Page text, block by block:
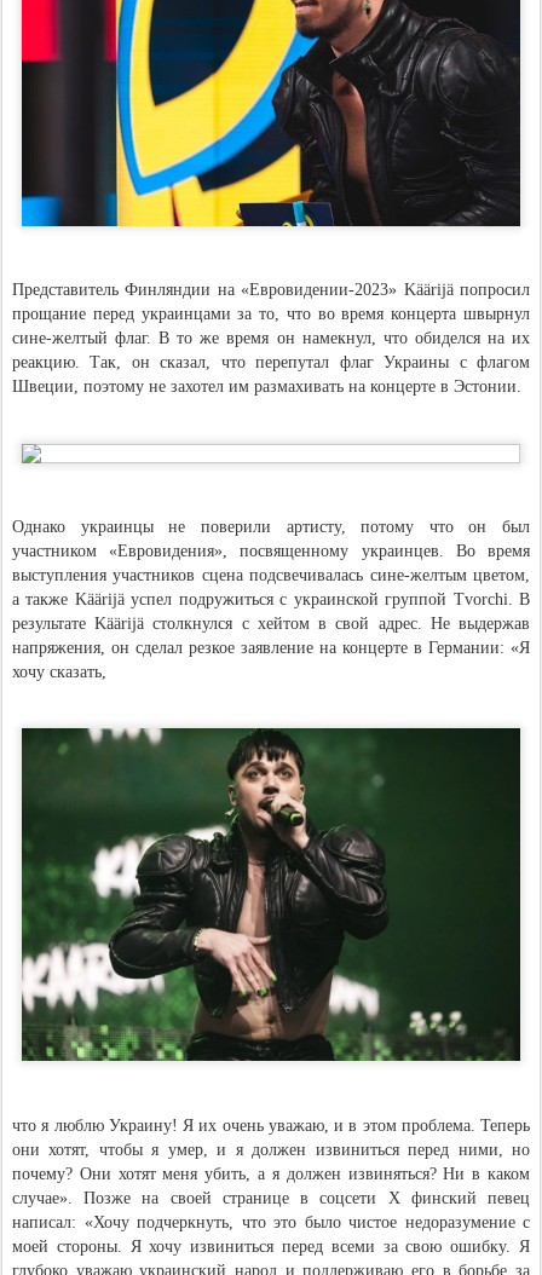
Представитель Финляндии на «Евровидении-2023» Käärijä попросил
прощание перед украинцами за то, что во время концерта швырнул
сине-желтый флаг. В то же время он намекнул, что обиделся на их
реакцию. Так, он сказал, что перепутал флаг Украины с флагом
Швеции, поэтому не захотел им размахивать на концерте в Эстонии.
Однако украинцы не поверили артисту, потому что он был
участником «Евровидения», посвященному украинцев. Во время
выступления участников сцена подсвечивалась сине-желтым цветом,
а также Käärijä успел подружиться с украинской группой Tvorchi. В
результате Käärijä столкнулся с хейтом в свой адрес. Не выдержав
напряжения, он сделал резкое заявление на концерте в Германии: «Я
хочу сказать,
что я люблю Украину! Я их очень уважаю, и в этом проблема. Теперь
они хотят, чтобы я умер, и я должен извиниться перед ними, но
почему? Они хотят меня убить, а я должен извиняться? Ни в каком
случае». Позже на своей странице в соцсети X финский певец
написал: «Хочу подчеркнуть, что это было чистое недоразумение с
моей стороны. Я хочу извиниться перед всеми за свою ошибку. Я
глубоко уважаю украинский народ и поддерживаю его в борьбе за